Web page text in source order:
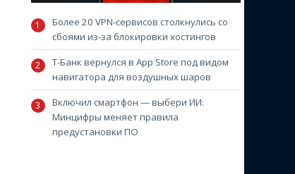
Более 20 VPN-сервисов столкнулись со
сбоями из-за блокировки хостингов
Т-Банк вернулся в App Store под видом
навигатора для воздушных шаров
Включил смартфон — выбери ИИ:
Минцифры меняет правила
предустановки ПО